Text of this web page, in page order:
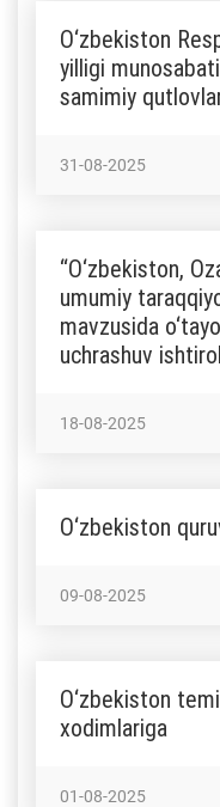
O‘zbekiston
yilligi
samimiy
31-08-2025
“O‘zbekiston,
umumiy
mavzusida
uchrashuv
18-08-2025
O‘zbekiston
09-08-2025
O‘zbekiston
xodimlariga
01-08-2025